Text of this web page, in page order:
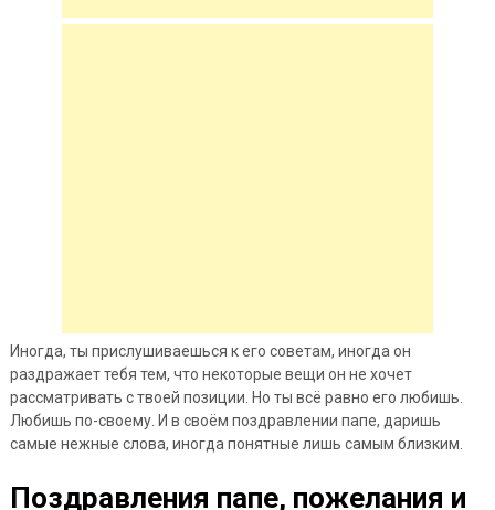
Иногда, ты прислушиваешься к его советам, иногда он
раздражает тебя тем, что некоторые вещи он не хочет
рассматривать с твоей позиции. Но ты всё равно его любишь.
Любишь по-своему. И в своём поздравлении папе, даришь
самые нежные слова, иногда понятные лишь самым близким.
Поздравления папе, пожелания и